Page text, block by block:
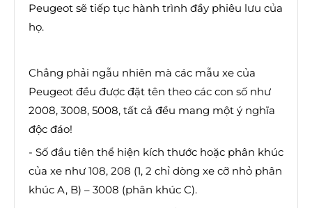
Peugeot sẽ tiếp tục hành trình đầy phiêu lưu của
họ.
Chẳng phải ngẫu nhiên mà các mẫu xe của
Peugeot đều được đặt tên theo các con số như
2008, 3008, 5008, tất cả đều mang một ý nghĩa
độc đáo!
- Số đầu tiên thể hiện kích thước hoặc phân khúc
của xe như 108, 208 (1, 2 chỉ dòng xe cỡ nhỏ phân
khúc A, B) – 3008 (phân khúc C).